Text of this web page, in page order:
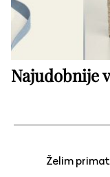
Najudobnije
Želim